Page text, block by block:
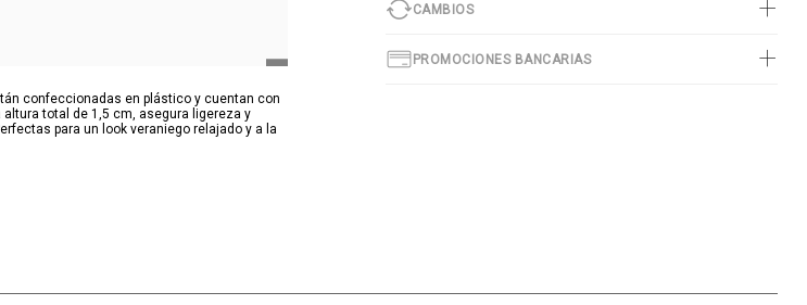
confeccionadas en plástico y cuentan con
total de 1,5 cm, asegura ligereza y
para un look veraniego relajado y a la
CAMBIOS
PROMOCIONES BANCARIAS